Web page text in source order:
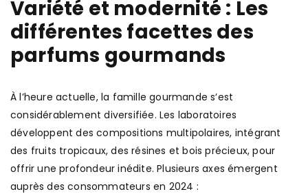
Variété et modernité : Les
différentes facettes des
parfums gourmands
À l’heure actuelle, la famille gourmande s’est
considérablement diversifiée. Les laboratoires
développent des compositions multipolaires, intégrant
des fruits tropicaux, des résines et bois précieux, pour
offrir une profondeur inédite. Plusieurs axes émergent
auprès des consommateurs en 2024 :